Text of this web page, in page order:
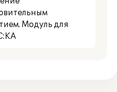
Модуль для